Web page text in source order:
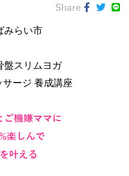
Share
みらい市
盤スリムヨガ
ージ 養成講座
ご機嫌ママに
楽しんで
叶える